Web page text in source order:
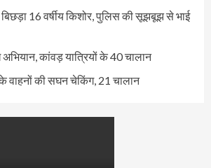
16 वर्षीय किशोर, पुलिस की सूझबूझ से भाई
कांवड़ यात्रियों के 40 चालान
वाहनों की सघन चेकिंग, 21 चालान